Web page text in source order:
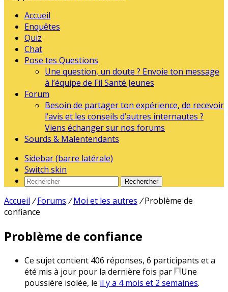
Accueil
Enquêtes
Quiz
Chat
Pose tes Questions
Une question, un doute ? Envoie ton message
à l’équipe de Fil Santé Jeunes
Forum
Besoin de partager ton expérience, de recevoir
l’avis et les conseils d’autres internautes ?
Viens échanger sur nos forums
Sourds & Malentendants
Sidebar (barre latérale)
Switch skin
Rechercher
Accueil / Forums / Moi et les autres / Problème de
confiance
Problème de confiance
Ce sujet contient 406 réponses, 6 participants et a
été mis à jour pour la dernière fois par
Une
poussière isolée, le il y a 4 mois et 2 semaines.